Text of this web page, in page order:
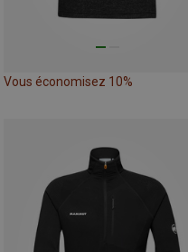
Vous économisez 10%